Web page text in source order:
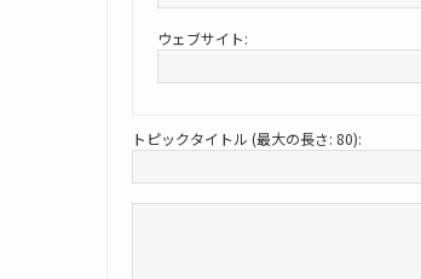
ウェブサイト:
トピックタイトル (最大の長さ: 80):